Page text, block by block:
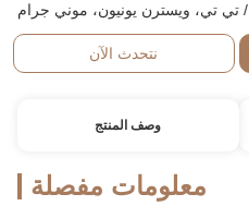
/ تي تي، ويسترن يونيون، موني جرام
نتحدث الآن
وصف المنتج
معلومات مفصلة